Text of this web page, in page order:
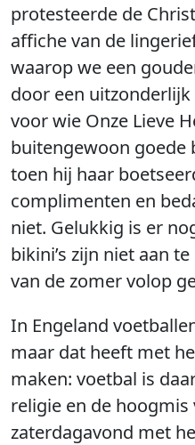
protesteerde de
affiche van de
waarop we een
door een
voor wie Onze Lieve
buitengewoon goede
toen hij haar
complimenten en
niet. Gelukkig is er
bikini’s zijn niet aan
van de zomer volop
In Engeland
maar dat heeft met
maken: voetbal is
religie en de hoogmis
zaterdagavond met